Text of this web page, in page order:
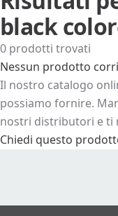
black
0 prodotti trovati
Nessun prodotto
Il nostro catalogo
possiamo fornire.
nostri distributori e ti
Chiedi questo